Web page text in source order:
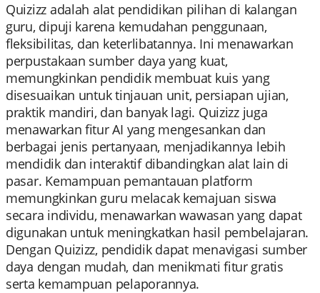
Quizizz adalah alat pendidikan pilihan di kalangan
guru, dipuji karena kemudahan penggunaan,
fleksibilitas, dan keterlibatannya. Ini menawarkan
perpustakaan sumber daya yang kuat,
memungkinkan pendidik membuat kuis yang
disesuaikan untuk tinjauan unit, persiapan ujian,
praktik mandiri, dan banyak lagi. Quizizz juga
menawarkan fitur AI yang mengesankan dan
berbagai jenis pertanyaan, menjadikannya lebih
mendidik dan interaktif dibandingkan alat lain di
pasar. Kemampuan pemantauan platform
memungkinkan guru melacak kemajuan siswa
secara individu, menawarkan wawasan yang dapat
digunakan untuk meningkatkan hasil pembelajaran.
Dengan Quizizz, pendidik dapat menavigasi sumber
daya dengan mudah, dan menikmati fitur gratis
serta kemampuan pelaporannya.